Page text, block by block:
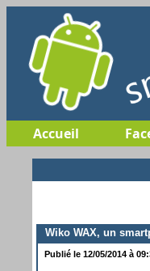
Accueil
Wiko WAX, un
Publié le 12/05/2014 à